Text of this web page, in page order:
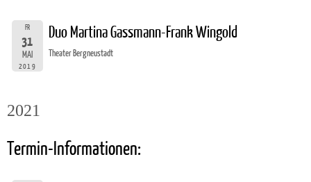
FR
31
MAI
2019
Duo Martina Gassmann-Frank Wingold
Theater Bergneustadt
2021
Termin-Informationen: